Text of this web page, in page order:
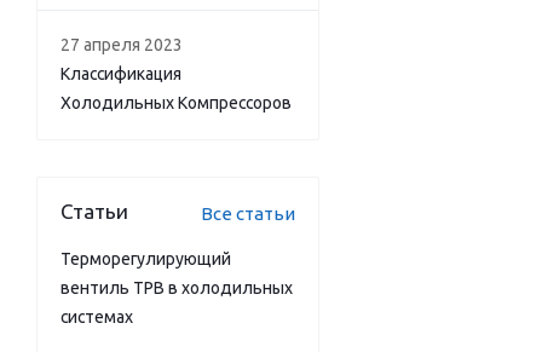
27 апреля 2023
Классификация
Холодильных Компрессоров
Статьи Все статьи
Терморегулирующий
вентиль ТРВ в холодильных
системах